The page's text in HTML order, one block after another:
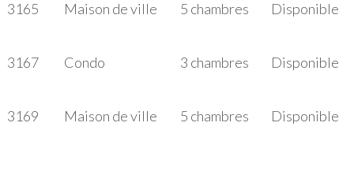
3165 Maison de ville 5 chambres Disponible
3167 Condo 3 chambres Disponible
3169 Maison de ville 5 chambres Disponible